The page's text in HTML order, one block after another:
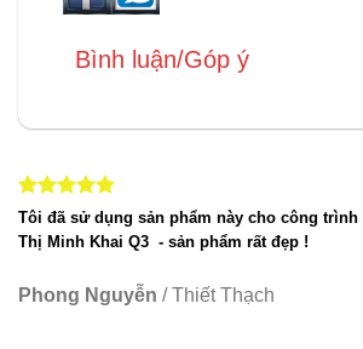
Bình luận/Góp ý
Tôi đã sử dụng sản phẩm này cho công
Thị Minh Khai Q3 - sản phẩm rất đẹp !
Phong Nguyễn /Thiết Thạch